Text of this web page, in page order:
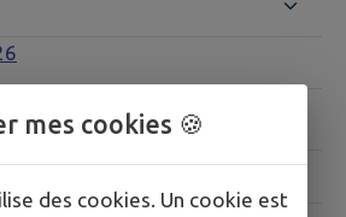
mes cookies 🍪
des cookies. Un cookie est